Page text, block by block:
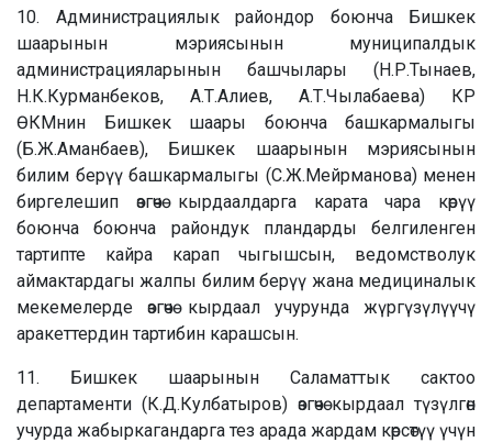
10. Администрациялык райондор боюнча Бишкек
шаарынын мэриясынын муниципалдык
администрацияларынын башчылары (Н.Р.Тынаев,
Н.К.Курманбеков, А.Т.Алиев, А.Т.Чылабаева) КР
ӨКМнин Бишкек шаары боюнча башкармалыгы
(Б.Ж.Аманбаев), Бишкек шаарынын мэриясынын
билим берүү башкармалыгы (С.Ж.Мейрманова) менен
биргелешип өзгөчө кырдаалдарга карата чара көрүү
боюнча боюнча райондук пландарды белгиленген
тартипте кайра карап чыгышсын, ведомстволук
аймактардагы жалпы билим берүү жана медициналык
мекемелерде өзгөчө кырдаал учурунда жүргүзүлүүчү
аракеттердин тартибин карашсын.
11. Бишкек шаарынын Саламаттык сактоо
департаменти (К.Д.Кулбатыров) өзгөчө кырдаал түзүлгөн
учурда жабыркагандарга тез арада жардам көрсөтүү үчүн